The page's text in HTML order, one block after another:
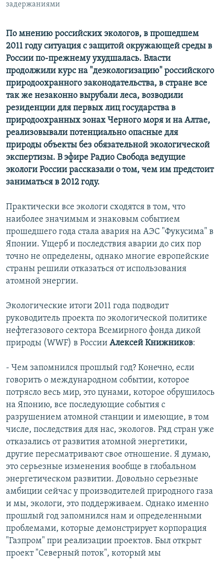
задержаниями
По мнению российских экологов, в прошедшем
2011 году ситуация с защитой окружающей среды в
России по-прежнему ухудшалась. Власти
продолжили курс на "деэкологизацию" российского
природоохранного законодательства, в стране все
так же незаконно вырубали леса, возводили
резиденции для первых лиц государства в
природоохранных зонах Черного моря и на Алтае,
реализовывали потенциально опасные для
природы объекты без обязательной экологической
экспертизы. В эфире Радио Свобода ведущие
экологи России рассказали о том, чем им предстоит
заниматься в 2012 году.
Практически все экологи сходятся в том, что
наиболее значимым и знаковым событием
прошедшего года стала авария на АЭС "Фукусима" в
Японии. Ущерб и последствия аварии до сих пор
точно не определены, однако многие европейские
страны решили отказаться от использования
атомной энергии.
Экологические итоги 2011 года подводит
руководитель проекта по экологической политике
нефтегазового сектора Всемирного фонда дикой
природы (WWF) в России Алексей Книжников:
- Чем запомнился прошлый год? Конечно, если
говорить о международном событии, которое
потрясло весь мир, это цунами, которое обрушилось
на Японию, все последующие события с
разрушением атомной станции и имеющие, в том
числе, последствия для нас, экологов. Ряд стран уже
отказались от развития атомной энергетики,
другие пересматривают свое отношение. Я думаю,
это серьезные изменения вообще в глобальном
энергетическом развитии. Довольно серьезные
амбиции сейчас у производителей природного газа
и мы, экологи, это поддерживаем. Однако именно
прошлый год запомнился нам и определенными
проблемами, которые демонстрирует корпорация
"Газпром" при реализации проектов. Был открыт
проект "Северный поток", который мы